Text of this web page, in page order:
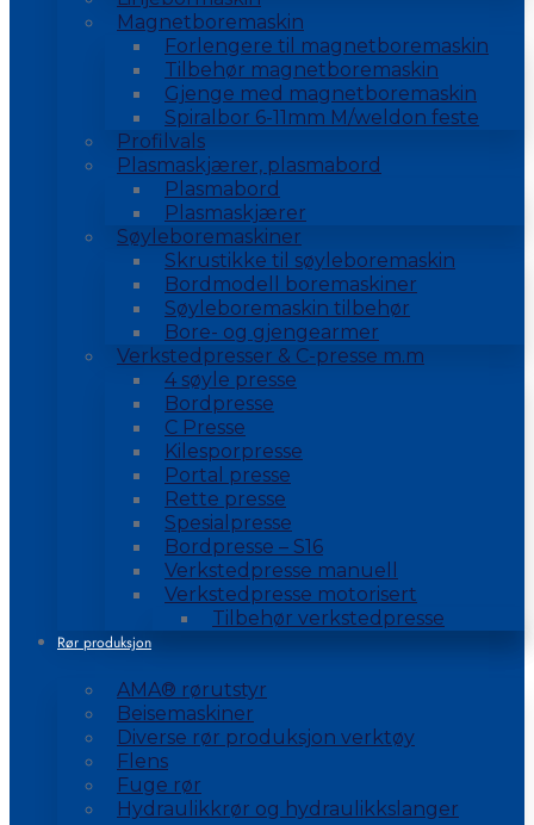
Magnetboremaskin
Forlengere til magnetboremaskin
Tilbehør magnetboremaskin
Gjenge med magnetboremaskin
Spiralbor 6-11mm M/weldon feste
Profilvals
Plasmaskjærer, plasmabord
Plasmabord
Plasmaskjærer
Søyleboremaskiner
Skrustikke til søyleboremaskin
Bordmodell boremaskiner
Søyleboremaskin tilbehør
Bore- og gjengearmer
Verkstedpresser & C-presse m.m
4 søyle presse
Bordpresse
C Presse
Kilesporpresse
Portal presse
Rette presse
Spesialpresse
Bordpresse – S16
Verkstedpresse manuell
Verkstedpresse motorisert
Tilbehør verkstedpresse
Rør produksjon
AMA® rørutstyr
Beisemaskiner
Diverse rør produksjon verktøy
Flens
Fuge rør
Hydraulikkrør og hydraulikkslanger